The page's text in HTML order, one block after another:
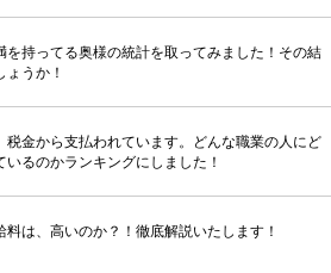
を持ってる奥様の統計を取ってみました！その結
うか！
税金から支払われています。どんな職業の人にど
るのかランキングにしました！
料は、高いのか？！徹底解説いたします！